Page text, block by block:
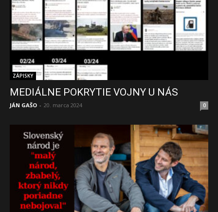
ZÁPISKY
MEDIÁLNE POKRYTIE VOJNY U NÁS
JÁN GAŠO - 20. marca 2024 0